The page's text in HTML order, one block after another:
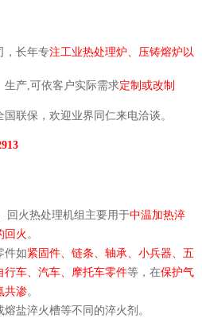
，长年专注工业热处理炉、压铸熔炉以
生产,可依客户实际需求定制或改制
联保，欢迎业界同仁来电洽谈。
回火热处理机组主要用于中温加热淬
回火 。
件如紧固件、链条、轴承、小兵器、五
行车、汽车、摩托车零件等，在保护气
共渗。
盐淬火槽等不同的淬火剂。